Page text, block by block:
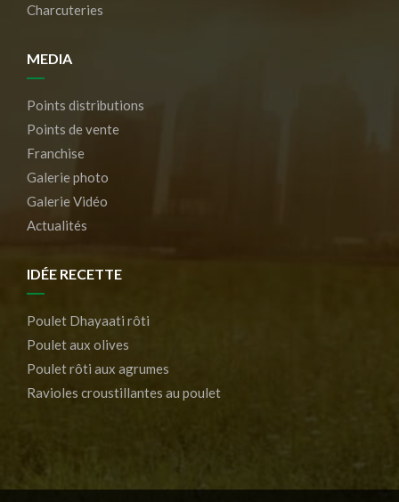
Charcuteries
MEDIA
Points distributions
Points de vente
Franchise
Galerie photo
Galerie Vidéo
Actualités
IDÉE RECETTE
Poulet Dhayaati rôti
Poulet aux olives
Poulet rôti aux agrumes
Ravioles croustillantes au poulet